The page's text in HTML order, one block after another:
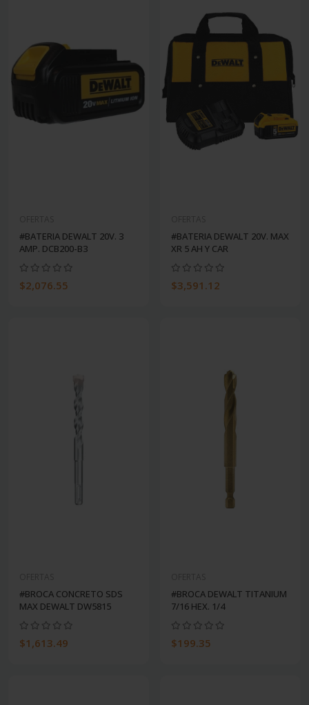
#BATERIA DEWALT 20V. 3
AMP. DCB200-B3
$2,076.55
#BATERIA DEWALT 20V. MAX
XR 5 AH Y CAR
$3,591.12
#BROCA CONCRETO SDS
MAX DEWALT DW5815
$1,613.49
#BROCA DEWALT TITANIUM
7/16 HEX. 1/4
$199.35